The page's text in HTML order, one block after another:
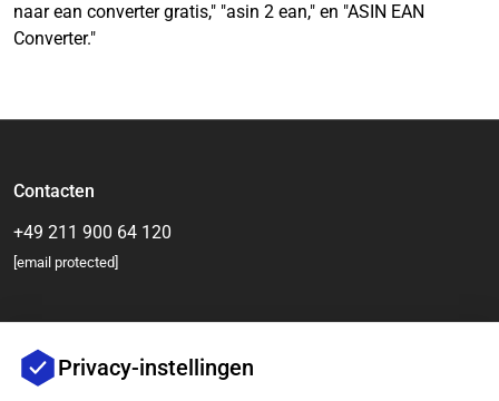
naar ean converter gratis," "asin 2 ean," en "ASIN EAN
Converter."
Contacten
+49 211 900 64 120
[email protected]
Privacy-instellingen